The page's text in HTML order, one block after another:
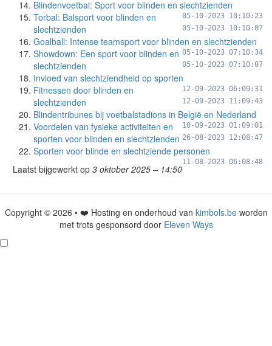
Blindenvoetbal: Sport voor blinden en slechtzienden
05-10-2023 10:10:23
Torbal: Balsport voor blinden en
slechtzienden
05-10-2023 10:10:07
Goalball: Intense teamsport voor blinden en slechtzienden
05-10-2023 07:10:34
Showdown: Een sport voor blinden en
slechtzienden
05-10-2023 07:10:07
Invloed van slechtziendheid op sporten
12-09-2023 06:09:31
Fitnessen door blinden en
slechtzienden
12-09-2023 11:09:43
Blindentribunes bij voetbalstadions in België en Nederland
10-09-2023 01:09:01
Voordelen van fysieke activiteiten en
sporten voor blinden en slechtzienden 26-08-2023 12:08:47
Sporten voor blinde en slechtziende personen
11-08-2023 06:08:48
Laatst bijgewerkt op 3 oktober 2025 – 14:50
Copyright © 2026 • ❤️ Hosting en onderhoud van kimbols.beworden
met trots gesponsord door Eleven Ways